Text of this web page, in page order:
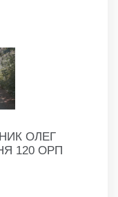
ОЛЕГ
120 ОРП